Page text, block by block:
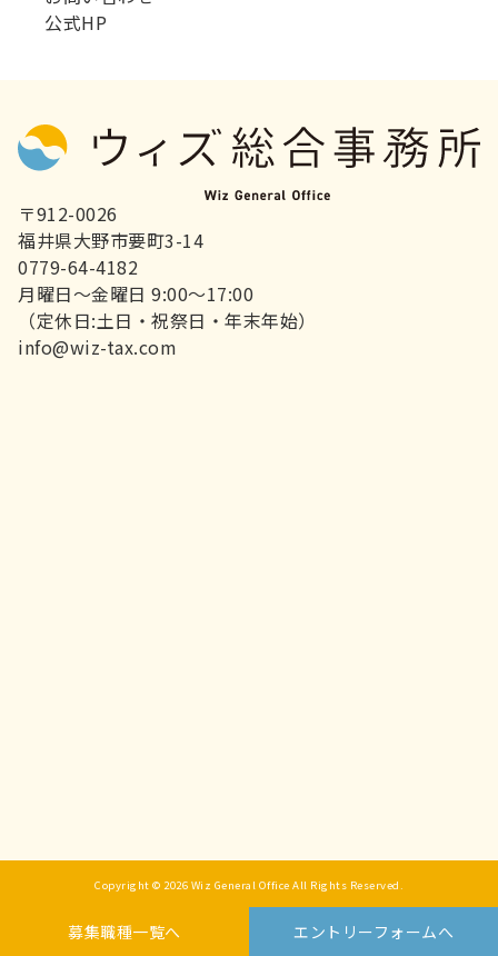
募集職種一覧へ エントリーフォームへ
公式HP
〒912-0026
福井県大野市要町3-14
0779-64-4182
月曜日～金曜日 9:00～17:00
（定休日:土日・祝祭日・年末年始）
info@wiz-tax.com
Copyright © 2026 Wiz General Office All Rights Reserved.